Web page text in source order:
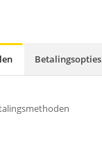
Betalingsopties